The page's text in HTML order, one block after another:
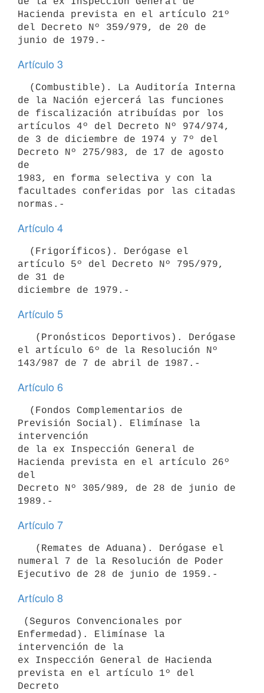
Hacienda prevista en el artículo 21º
del Decreto Nº 359/979, de 20 de
Artículo 3
de la Nación ejercerá las funciones
de fiscalización atribuídas por los
artículos 4º del Decreto Nº 974/974,
de 3 de diciembre de 1974 y 7º del
Decreto Nº 275/983, de 17 de agosto
de
1983, en forma selectiva y con la
facultades conferidas por las citadas
Artículo 4
artículo 5º del Decreto Nº 795/979,
de 31 de
Artículo 5
el artículo 6º de la Resolución Nº
Artículo 6
Previsión Social). Elimínase la
intervención
de la ex Inspección General de
Hacienda prevista en el artículo 26º
del
Decreto Nº 305/989, de 28 de junio de
Artículo 7
numeral 7 de la Resolución de Poder
Artículo 8
Enfermedad). Elimínase la
intervención de la
ex Inspección General de Hacienda
prevista en el artículo 1º del
Decreto